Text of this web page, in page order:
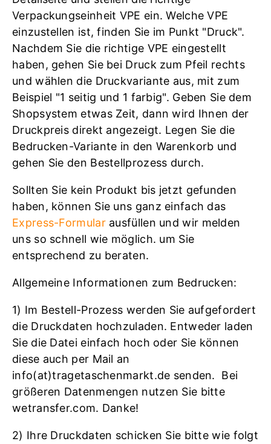
Verpackungseinheit VPE ein. Welche VPE
einzustellen ist, finden Sie im Punkt "Druck".
Nachdem Sie die richtige VPE eingestellt
haben, gehen Sie bei Druck zum Pfeil rechts
und wählen die Druckvariante aus, mit zum
Beispiel "1 seitig und 1 farbig". Geben Sie dem
Shopsystem etwas Zeit, dann wird Ihnen der
Druckpreis direkt angezeigt. Legen Sie die
Bedrucken-Variante in den Warenkorb und
gehen Sie den Bestellprozess durch.
Sollten Sie kein Produkt bis jetzt gefunden
haben, können Sie uns ganz einfach das
Express-Formular ausfüllen und wir melden
uns so schnell wie möglich. um Sie
entsprechend zu beraten.
Allgemeine Informationen zum Bedrucken:
1) Im Bestell-Prozess werden Sie aufgefordert
die Druckdaten hochzuladen. Entweder laden
Sie die Datei einfach hoch oder Sie können
diese auch per Mail an
info(at)tragetaschenmarkt.de senden. Bei
größeren Datenmengen nutzen Sie bitte
wetransfer.com. Danke!
2) Ihre Druckdaten schicken Sie bitte wie folgt